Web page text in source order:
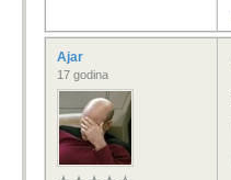
Ajar
17 godina